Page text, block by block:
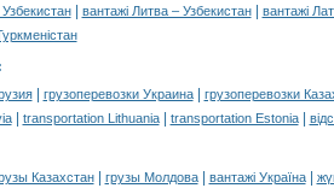
Узбекистан| вантажі Литва – Узбекистан|
вантажі
| грузоперевозки Украина|
грузоперевозки
| transportation Lithuania| transportation Estonia|
Казахстан| грузы Молдова| вантажі Україна|